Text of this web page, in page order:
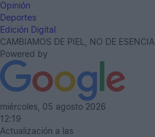
Opinión
Deportes
Edición Digital
CAMBIAMOS DE PIEL, NO DE ESENCIA
Powered by
miércoles, 05 agosto 2026
12:19
Actualización a las